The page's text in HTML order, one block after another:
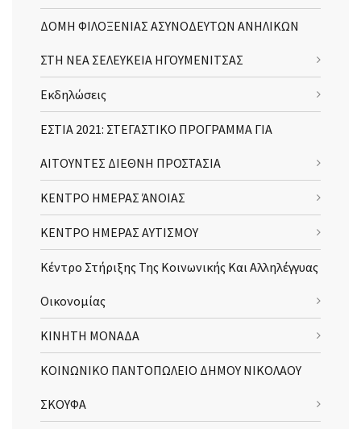
ΔΟΜΗ ΦΙΛΟΞΕΝΙΑΣ ΑΣΥΝΟΔΕΥΤΩΝ ΑΝΗΛΙΚΩΝ
ΣΤΗ ΝΕΑ ΣΕΛΕΥΚΕΙΑ ΗΓΟΥΜΕΝΙΤΣΑΣ
Εκδηλώσεις
ΕΣΤΙΑ 2021: ΣΤΕΓΑΣΤΙΚΟ ΠΡΟΓΡΑΜΜΑ ΓΙΑ
ΑΙΤΟΥΝΤΕΣ ΔΙΕΘΝΗ ΠΡΟΣΤΑΣΙΑ
ΚΕΝΤΡΟ ΗΜΕΡΑΣ ΆΝΟΙΑΣ
ΚΕΝΤΡΟ ΗΜΕΡΑΣ ΑΥΤΙΣΜΟΥ
Κέντρο Στήριξης Της Κοινωνικής Και Αλληλέγγυας
Οικονομίας
ΚΙΝΗΤΗ ΜΟΝΑΔΑ
ΚΟΙΝΩΝΙΚΟ ΠΑΝΤΟΠΩΛΕΙΟ ΔΗΜΟΥ ΝΙΚΟΛΑΟΥ
ΣΚΟΥΦΑ